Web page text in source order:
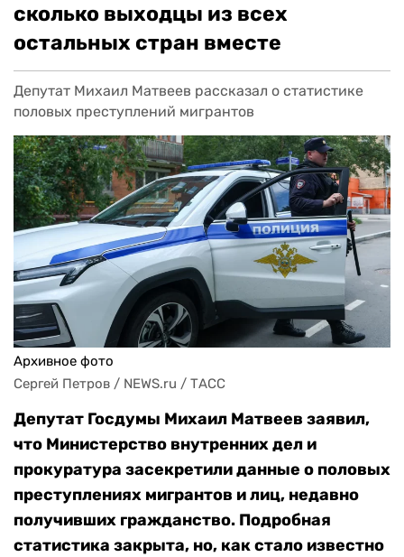
сколько выходцы из всех
остальных стран вместе
Депутат Михаил Матвеев рассказал о статистике
половых преступлений мигрантов
Архивное фото
Сергей Петров / NEWS.ru / ТАСС
Депутат Госдумы Михаил Матвеев заявил,
что Министерство внутренних дел и
прокуратура засекретили данные о половых
преступлениях мигрантов и лиц, недавно
получивших гражданство. Подробная
статистика закрыта, но, как стало известно